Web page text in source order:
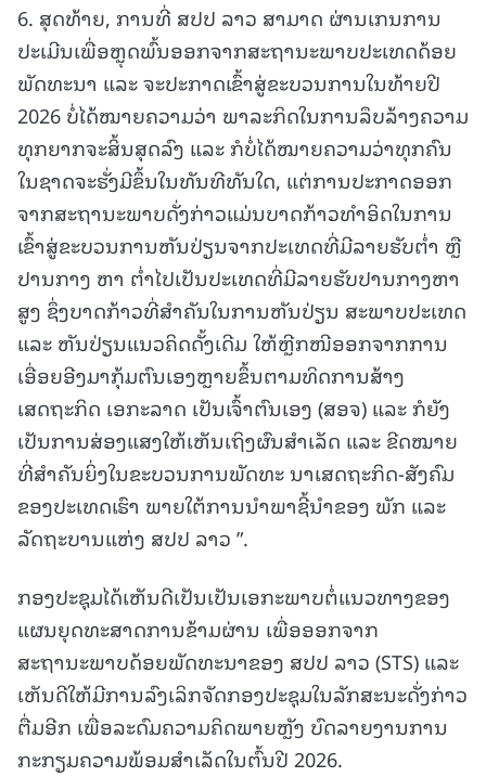
6. ສຸດທ້າຍ, ການທີ່ ສປປ ລາວ ສາມາດ ຜ່ານເກນການ
ປະເມີນເພື່ອຫຼຸດພົ້ນອອກຈາກສະຖານະພາບປະເທດດ້ອຍ
ພັດທະນາ ແລະ ຈະປະກາດເຂົ້າສູ່ຂະບວນການໃນທ້າຍປີ
2026 ບໍ່ໄດ້ໝາຍຄວາມວ່າ ພາລະກິດໃນການລຶບລ້າງຄວາມ
ທຸກຍາກຈະສິ້ນສຸດລົງ ແລະ ກໍບໍ່ໄດ້ໝາຍຄວາມວ່າທຸກຄົນ
ໃນຊາດຈະຮັ່ງມີຂຶ້ນໃນທັນທີທັນໃດ, ແຕ່ການປະກາດອອກ
ຈາກສະຖານະພາບດັ່ງກ່າວແມ່ນບາດກ້າວທຳອິດໃນການ
ເຂົ້າສູ່ຂະບວນການຫັນປ່ຽນຈາກປະເທດທີ່ມີລາຍຮັບຕໍ່າ ຫຼື
ປານກາງ ຫາ ຕໍ່າໄປເປັນປະເທດທີ່ມີລາຍຮັບປານກາງຫາ
ສູງ ຊຶ່ງບາດກ້າວທີ່ສໍາຄັນໃນການຫັນປ່ຽນ ສະພາບປະເທດ
ແລະ ຫັນປ່ຽນແນວຄິດດັ້ງເດີມ ໃຫ້ຫຼີກໜີອອກຈາກການ
ເອື່ອຍອີງມາກຸ້ມຕົນເອງຫຼາຍຂຶ້ນຕາມທິດການສ້າງ
ເສດຖະກິດ ເອກະລາດ ເປັນເຈົ້າຕົນເອງ (ສອຈ) ແລະ ກໍຍັງ
ເປັນການສ່ອງແສງໃຫ້ເຫັນເຖິງຜົນສໍາເລັດ ແລະ ຂີດໝາຍ
ທີ່ສໍາຄັນຍິ່ງໃນຂະບວນການພັດທະ ນາເສດຖະກິດ-ສັງຄົມ
ຂອງປະເທດເຮົາ ພາຍໃຕ້ການນໍາພາຊີ້ນໍາຂອງ ພັກ ແລະ
ລັດຖະບານແຫ່ງ ສປປ ລາວ ”.
ກອງປະຊຸມໄດ້ເຫັນດີເປັນເປັນເອກະພາບຕໍ່ແນວທາງຂອງ
ແຜນຍຸດທະສາດການຂ້າມຜ່ານ ເພື່ອອອກຈາກ
ສະຖານະພາບດ້ອຍພັດທະນາຂອງ ສປປ ລາວ (STS) ແລະ
ເຫັນດີໃຫ້ມີການລົງເລິກຈັດກອງປະຊຸມໃນລັກສະນະດັ່ງກ່າວ
ຕື່ມອີກ ເພື່ອລະດົມຄວາມຄິດພາຍຫຼັງ ບົດລາຍງານການ
ກະກຽມຄວາມພ້ອມສຳເລັດໃນຕົ້ນປີ 2026.